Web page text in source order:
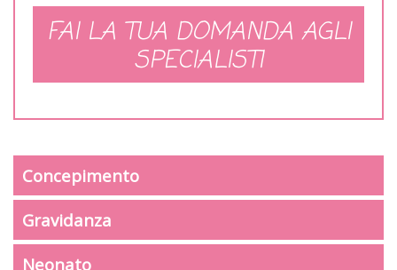
FAI LA TUA DOMANDA AGLI
SPECIALISTI
Concepimento
Gravidanza
Neonato